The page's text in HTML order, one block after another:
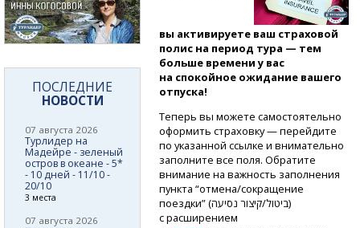
вы активируете ваш страховой
полис на период тура — тем
больше времени у вас
на спокойное ожидание вашего
отпуска!
Теперь вы можете самостоятельно
оформить страховку — перейдите
по указанной ссылке и внимательно
заполните все поля. Обратите
внимание на важность заполнения
пункта “отмена/сокращение
поездки” (ביטול/קיצור נסיעה)
с расширением
ПОСЛЕДНИЕ
НОВОСТИ
07 августа 2026
Турлидер на
Мадейре - зеленый
остров в океане - 5*
- 10 дней - 11/10 -
20/10
3 места
07 августа 2026